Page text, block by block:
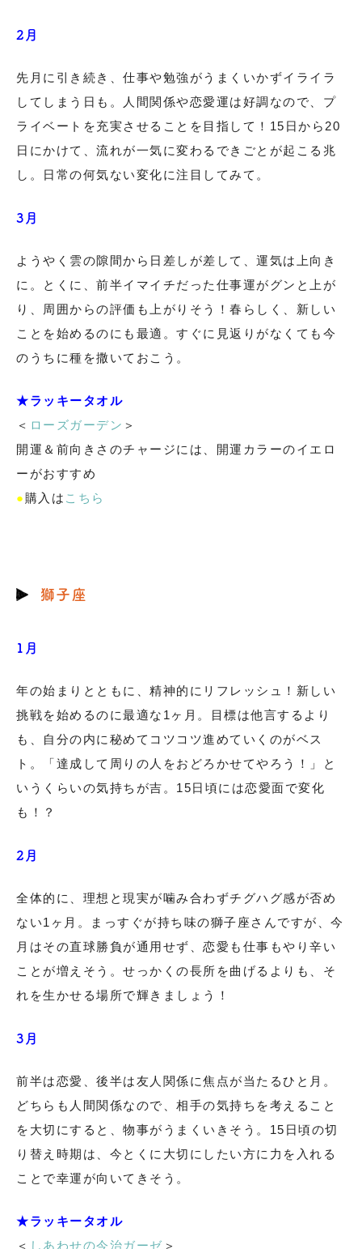
2月
先月に引き続き、仕事や勉強がうまくいかずイライラ
してしまう日も。人間関係や恋愛運は好調なので、プ
ライベートを充実させることを目指して！15日から20
日にかけて、流れが一気に変わるできごとが起こる兆
し。日常の何気ない変化に注目してみて。
3月
ようやく雲の隙間から日差しが差して、運気は上向き
に。とくに、前半イマイチだった仕事運がグンと上が
り、周囲からの評価も上がりそう！春らしく、新しい
ことを始めるのにも最適。すぐに見返りがなくても今
のうちに種を撒いておこう。
★ラッキータオル
＜ ローズガーデン ＞
開運＆前向きさのチャージには、開運カラーのイエロ
ーがおすすめ
● 購入は こちら
獅子座
1月
年の始まりとともに、精神的にリフレッシュ！新しい
挑戦を始めるのに最適な1ヶ月。目標は他言するより
も、自分の内に秘めてコツコツ進めていくのがベス
ト。「達成して周りの人をおどろかせてやろう！」と
いうくらいの気持ちが吉。15日頃には恋愛面で変化
も！？
2月
全体的に、理想と現実が噛み合わずチグハグ感が否め
ない1ヶ月。まっすぐが持ち味の獅子座さんですが、今
月はその直球勝負が通用せず、恋愛も仕事もやり辛い
ことが増えそう。せっかくの長所を曲げるよりも、そ
れを生かせる場所で輝きましょう！
3月
前半は恋愛、後半は友人関係に焦点が当たるひと月。
どちらも人間関係なので、相手の気持ちを考えること
を大切にすると、物事がうまくいきそう。15日頃の切
り替え時期は、今とくに大切にしたい方に力を入れる
ことで幸運が向いてきそう。
★ラッキータオル
＜ しあわせの今治ガーゼ ＞